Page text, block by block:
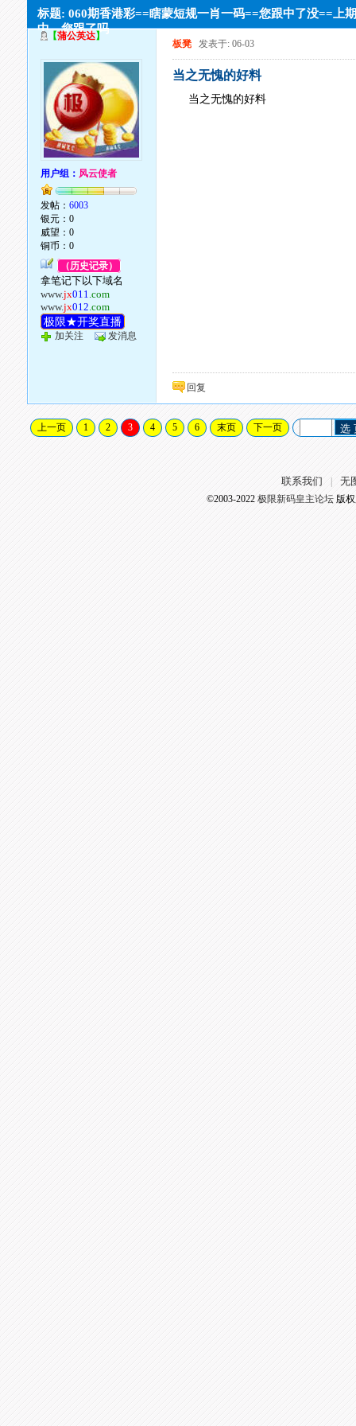
标题: 060期香港彩==瞎蒙短规一肖一码==您跟中了没==上
中，您跟了吗
【蒲公英达】
用户组： 风云使者
发帖：6003
银元：0
威望：0
铜币：0
（历史记录）
拿笔记下以下域名
www.jx011.com
www.jx012.com
极限★开奖直播
加关注 发消息
板凳 发表于: 06-03
当之无愧的好料
当之无愧的好料
回复
上一页 1 2 3 4 5 6 末页 下一页 选
联系我们 无
©2003-2022 极限新码皇主论坛版权